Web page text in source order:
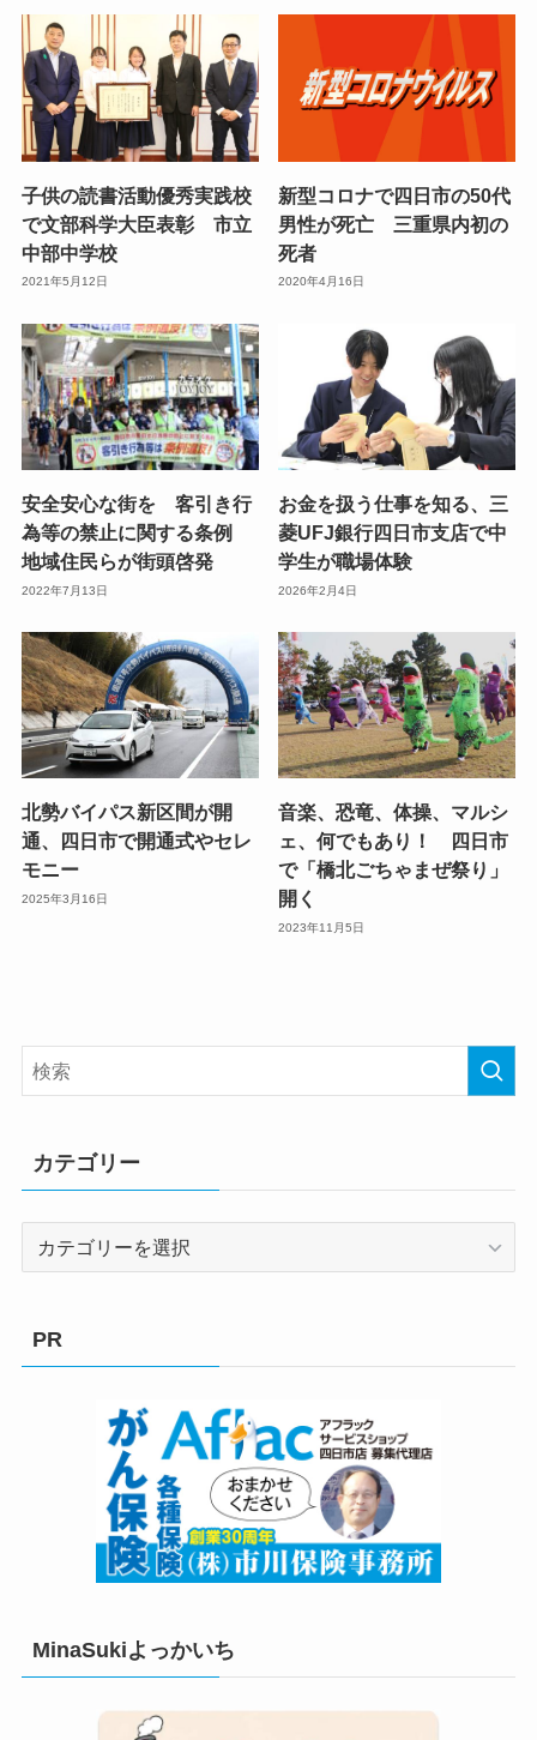
子供の読書活動優秀実践校
で文部科学大臣表彰 市立
中部中学校
2021年5月12日
新型コロナで四日市の50代
男性が死亡 三重県内初の
死者
2020年4月16日
安全安心な街を 客引き行
為等の禁止に関する条例
地域住民らが街頭啓発
2022年7月13日
お金を扱う仕事を知る、三
菱UFJ銀行四日市支店で中
学生が職場体験
2026年2月4日
北勢バイパス新区間が開
通、四日市で開通式やセレ
モニー
2025年3月16日
音楽、恐竜、体操、マルシ
ェ、何でもあり！ 四日市
で「橋北ごちゃまぜ祭り」
開く
2023年11月5日
カテゴリー
PR
MinaSukiよっかいち